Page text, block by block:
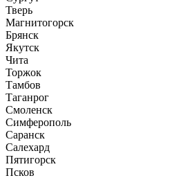
Тверь
Магнитогорск
Брянск
Якутск
Чита
Торжок
Тамбов
Таганрог
Смоленск
Симферополь
Саранск
Салехард
Пятигорск
Псков